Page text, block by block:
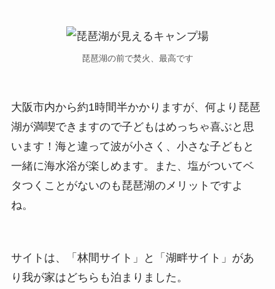
琵琶湖の前で焚火、最高です
大阪市内から約1時間半かかりますが、何より琵琶
湖が満喫できますので子どもはめっちゃ喜ぶと思
います！海と違って波が小さく 、小さな子どもと
一緒に海水浴が楽しめます。また、 塩がついてベ
タつくことがないのも琵琶湖のメリットですよ
ね。
サイトは、「 林間サイト 」と「 湖畔サイト 」があ
り我が家はどちらも泊まりました。